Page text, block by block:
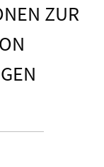
ZUR